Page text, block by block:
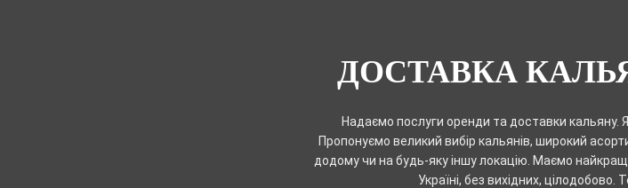
ДОСТАВКА
Надаємо послуги оренди та доставки кальяну.
Пропонуємо великий вибір кальянів, широкий
додому чи на будь-яку іншу локацію. Маємо
Україні, без вихідних,